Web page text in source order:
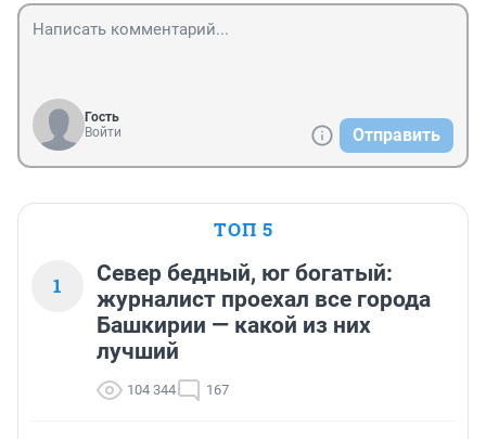
Гость
Войти
Отправить
ТОП 5
1
Север бедный, юг богатый:
журналист проехал все города
Башкирии — какой из них
лучший
104 344 167